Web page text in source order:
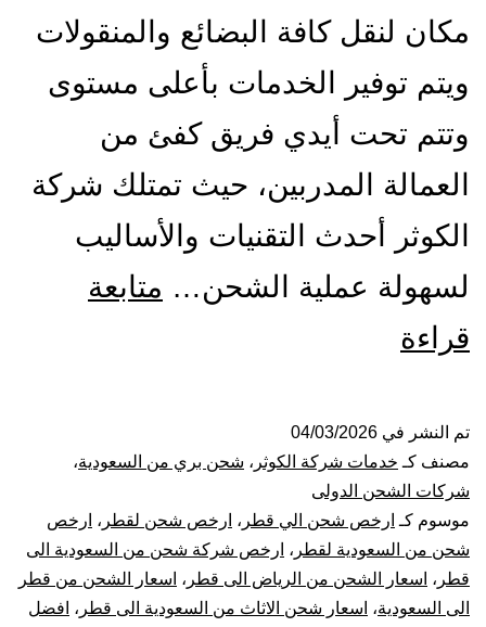
مكان لنقل كافة البضائع والمنقولات
ويتم توفير الخدمات بأعلى مستوى
وتتم تحت أيدي فريق كفئ من
العمالة المدربين، حيث تمتلك شركة
الكوثر أحدث التقنيات والأساليب
لسهولة عملية الشحن… متابعة
قراءة
من
الرياض
الى
قطر
تم النشر في 04/03/2026
مصنف كـ خدمات شركة الكوثر ، شحن بري من السعودية،
شركات الشحن الدولى
موسوم كـ ارخص شحن الي قطر ، ارخص شحن لقطر ، ارخص
شحن من السعودية لقطر ، ارخص شركة شحن من السعودية الى
قطر ، اسعار الشحن من الرياض الى قطر ، اسعار الشحن من قطر
الى السعودية، اسعار شحن الاثاث من السعودية الى قطر ، افضل